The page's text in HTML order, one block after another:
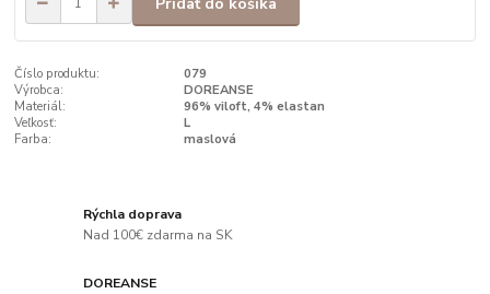
Číslo produktu:
079
Výrobca:
DOREANSE
Materiál:
96% viloft, 4% elastan
Veľkosť:
L
Farba:
maslová
Rýchla doprava
Nad 100€ zdarma na SK
DOREANSE